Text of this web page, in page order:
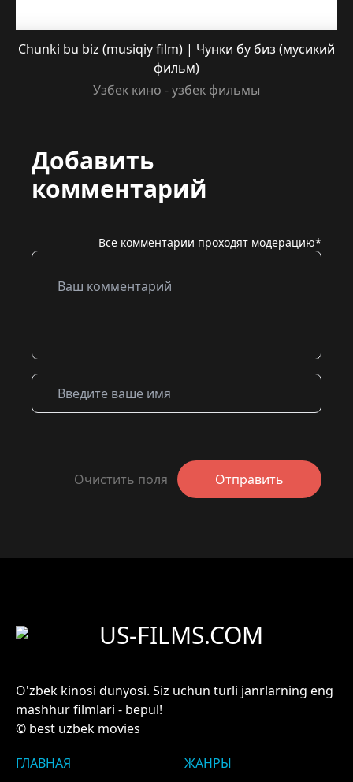
Chunki bu biz (musiqiy film) | Чунки бу биз (мусикий
фильм)
Узбек кино - узбек фильмы
Добавить
комментарий
Все комментарии проходят модерацию*
Очистить поля Отправить
US-FILMS.COM
O'zbek kinosi dunyosi. Siz uchun turli janrlarning eng
mashhur filmlari - bepul!
© best uzbek movies
ГЛАВНАЯ
ЖАНРЫ